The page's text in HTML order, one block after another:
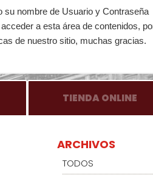
su nombre de Usuario y Contraseña
a esta área de contenidos,
de nuestro sitio, muchas gracias.
TIENDA ONLINE
ARCHIVOS
TODOS